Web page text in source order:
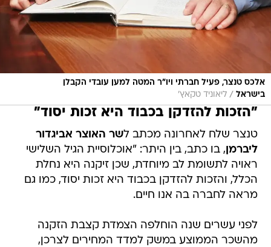
אלכס טנצר, פעיל חברתי ויו"ר המטה למען עובדי הקבלן
בישראל / ליאוניד טקאץ'
"הזכות להזדקן בכבוד היא זכות יסוד"
טנצר שלח לאחרונה מכתב לשר האוצר אביגדור
ליברמן, בו כתב, בין היתר: "אוכלוסיית הגיל השלישי
ראויה לתשומת לב מיוחדת, שכן זיקנה היא נחלת
הכלל, והזכות להזדקן בכבוד היא זכות יסוד, כמו גם
מראה לחברה בה אנו חיים.
לפני עשרים שנה הוחלפה הצמדת קצבת הזקנה
מהשכר הממוצע במשק למדד המחירים לצרכן,